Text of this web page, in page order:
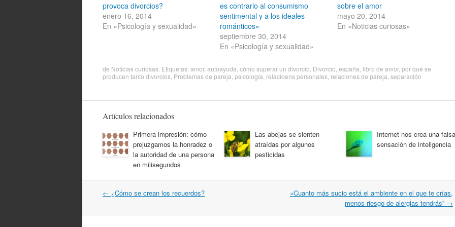
provoca divorcios?
enero 16, 2014
En «Psicología y sexualidad»
es contrario al consumismo
sentimental y a los ideales
románticos»
septiembre 30, 2014
En «Psicología y sexualidad»
sobre el amor
mayo 20, 2014
En «Noticias curiosas»
de Noticias curiosas . Etiquetas:amor, autoayuda cómo superar un divorcio Divorcio españa libro de amor, por qué se
producen tanto divorcios Problemas de pareja psicología relacioens personales relaciones de pareja separación
Artículos relacionados
Primera impresión: cómo
prejuzgamos la honradez o
la autoridad de una persona
en milisegundos
Las abejas se sienten
atraídas por algunos
pesticidas
Internet nos crea una falsa
sensación de inteligencia
Navegación
← ¿Cómo se crean los recuerdos?
«Cuanto más sucio está el ambiente en el que te crías,
menos riesgo de alergias tendrás” →